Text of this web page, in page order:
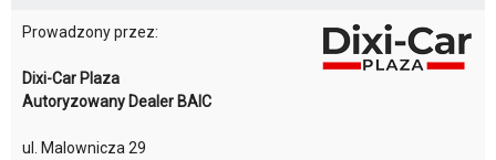
Prowadzony przez:
Dixi-Car Plaza
Autoryzowany Dealer BAIC
ul. Malownicza 29